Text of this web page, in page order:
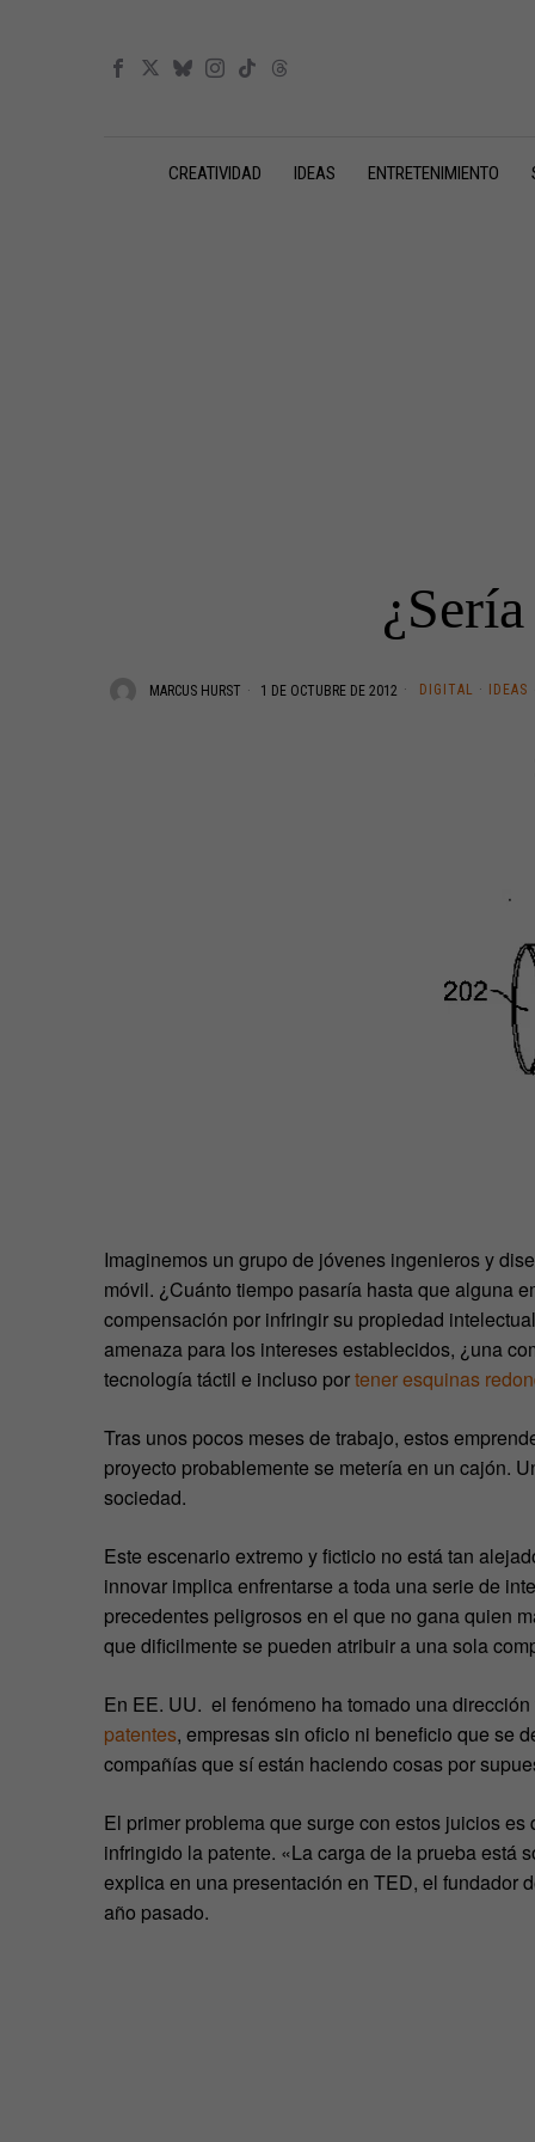
CREATIVIDAD IDEAS ENTRETENIMIENTO
MARCUS HURST 1 DE OCTUBRE DE 2012 DIGITAL · IDEAS
Imaginemos un grupo de jóvenes ingenieros y
móvil. ¿Cuánto tiempo pasaría hasta que alguna
compensación por infringir su propiedad
amenaza para los intereses establecidos, ¿una
tecnología táctil e incluso portener esquinas
Tras unos pocos meses de trabajo, estos
proyecto probablemente se metería en un cajón.
sociedad.
Este escenario extremo y ficticio no está tan
innovar implica enfrentarse a toda una serie de
precedentes peligrosos en el que no gana quien
que dificilmente se pueden atribuir a una sola
En EE. UU. el fenómeno ha tomado una
patentes, empresas sin oficio ni beneficio que se
compañías que sí están haciendo cosas por
El primer problema que surge con estos juicios
infringido la patente. «La carga de la prueba está
explica en una presentación en TED, el fundador
año pasado.